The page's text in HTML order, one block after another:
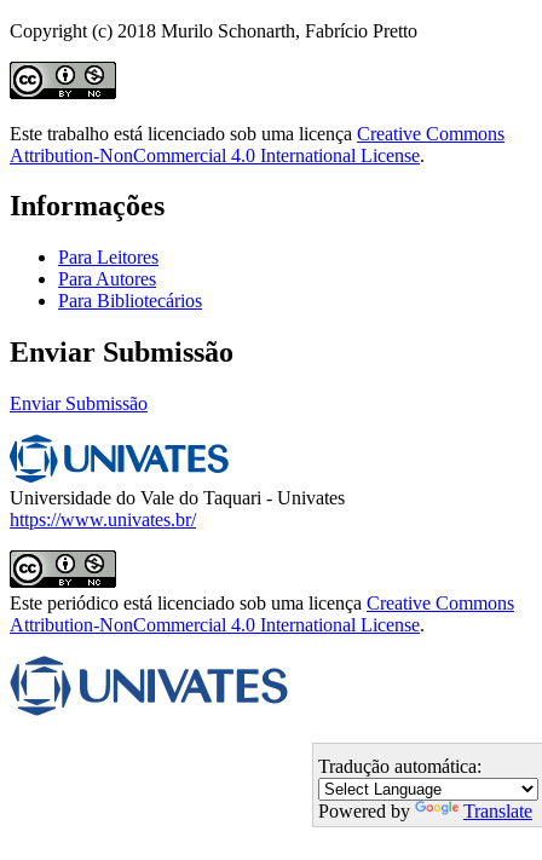
Copyright (c) 2018 Murilo Schonarth, Fabrício Pretto
Este trabalho está licenciado sob uma licença Creative Commons
Attribution-NonCommercial 4.0 International License.
Informações
Para Leitores
Para Autores
Para Bibliotecários
Enviar Submissão
Enviar Submissão
Universidade do Vale do Taquari - Univates
https://www.univates.br/
Este periódico está licenciado sob uma licença Creative Commons
Attribution-NonCommercial 4.0 International License.
Tradução automática:
Powered by Translate